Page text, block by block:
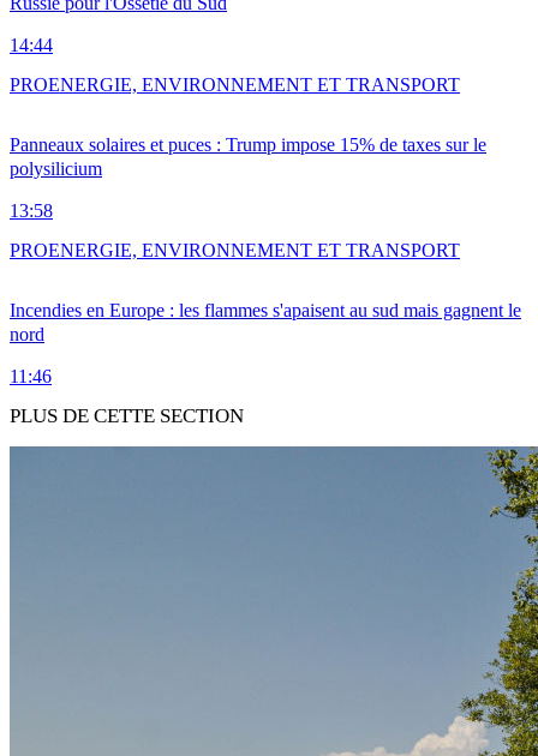
14:44
Panneaux solaires et puces : Trump impose 15% de taxes sur le
polysilicium
13:58
PROENERGIE, ENVIRONNEMENT ET TRANSPORT
Incendies en Europe : les flammes s'apaisent au sud mais gagnent le
nord
11:46
PROENERGIE, ENVIRONNEMENT ET TRANSPORT
PLUS DE CETTE SECTION